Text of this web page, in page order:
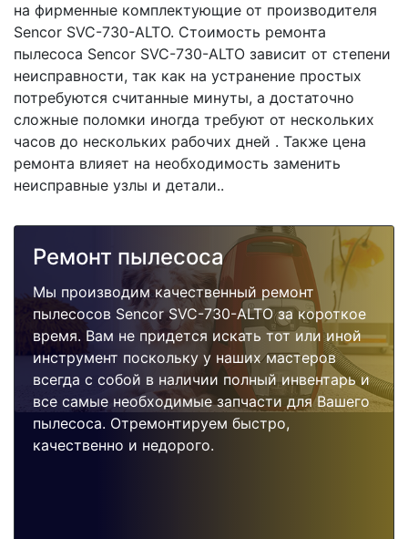
на фирменные комплектующие от производителя
Sencor SVC-730-ALTO. Стоимость ремонта
пылесоса Sencor SVC-730-ALTO зависит от степени
неисправности, так как на устранение простых
потребуются считанные минуты, а достаточно
сложные поломки иногда требуют от нескольких
часов до нескольких рабочих дней . Также цена
ремонта влияет на необходимость заменить
неисправные узлы и детали..
Ремонт пылесоса
Мы производим качественный ремонт
пылесосов Sencor SVC-730-ALTO за короткое
время. Вам не придется искать тот или иной
инструмент поскольку у наших мастеров
всегда с собой в наличии полный инвентарь и
все самые необходимые запчасти для Вашего
пылесоса. Отремонтируем быстро,
качественно и недорого.